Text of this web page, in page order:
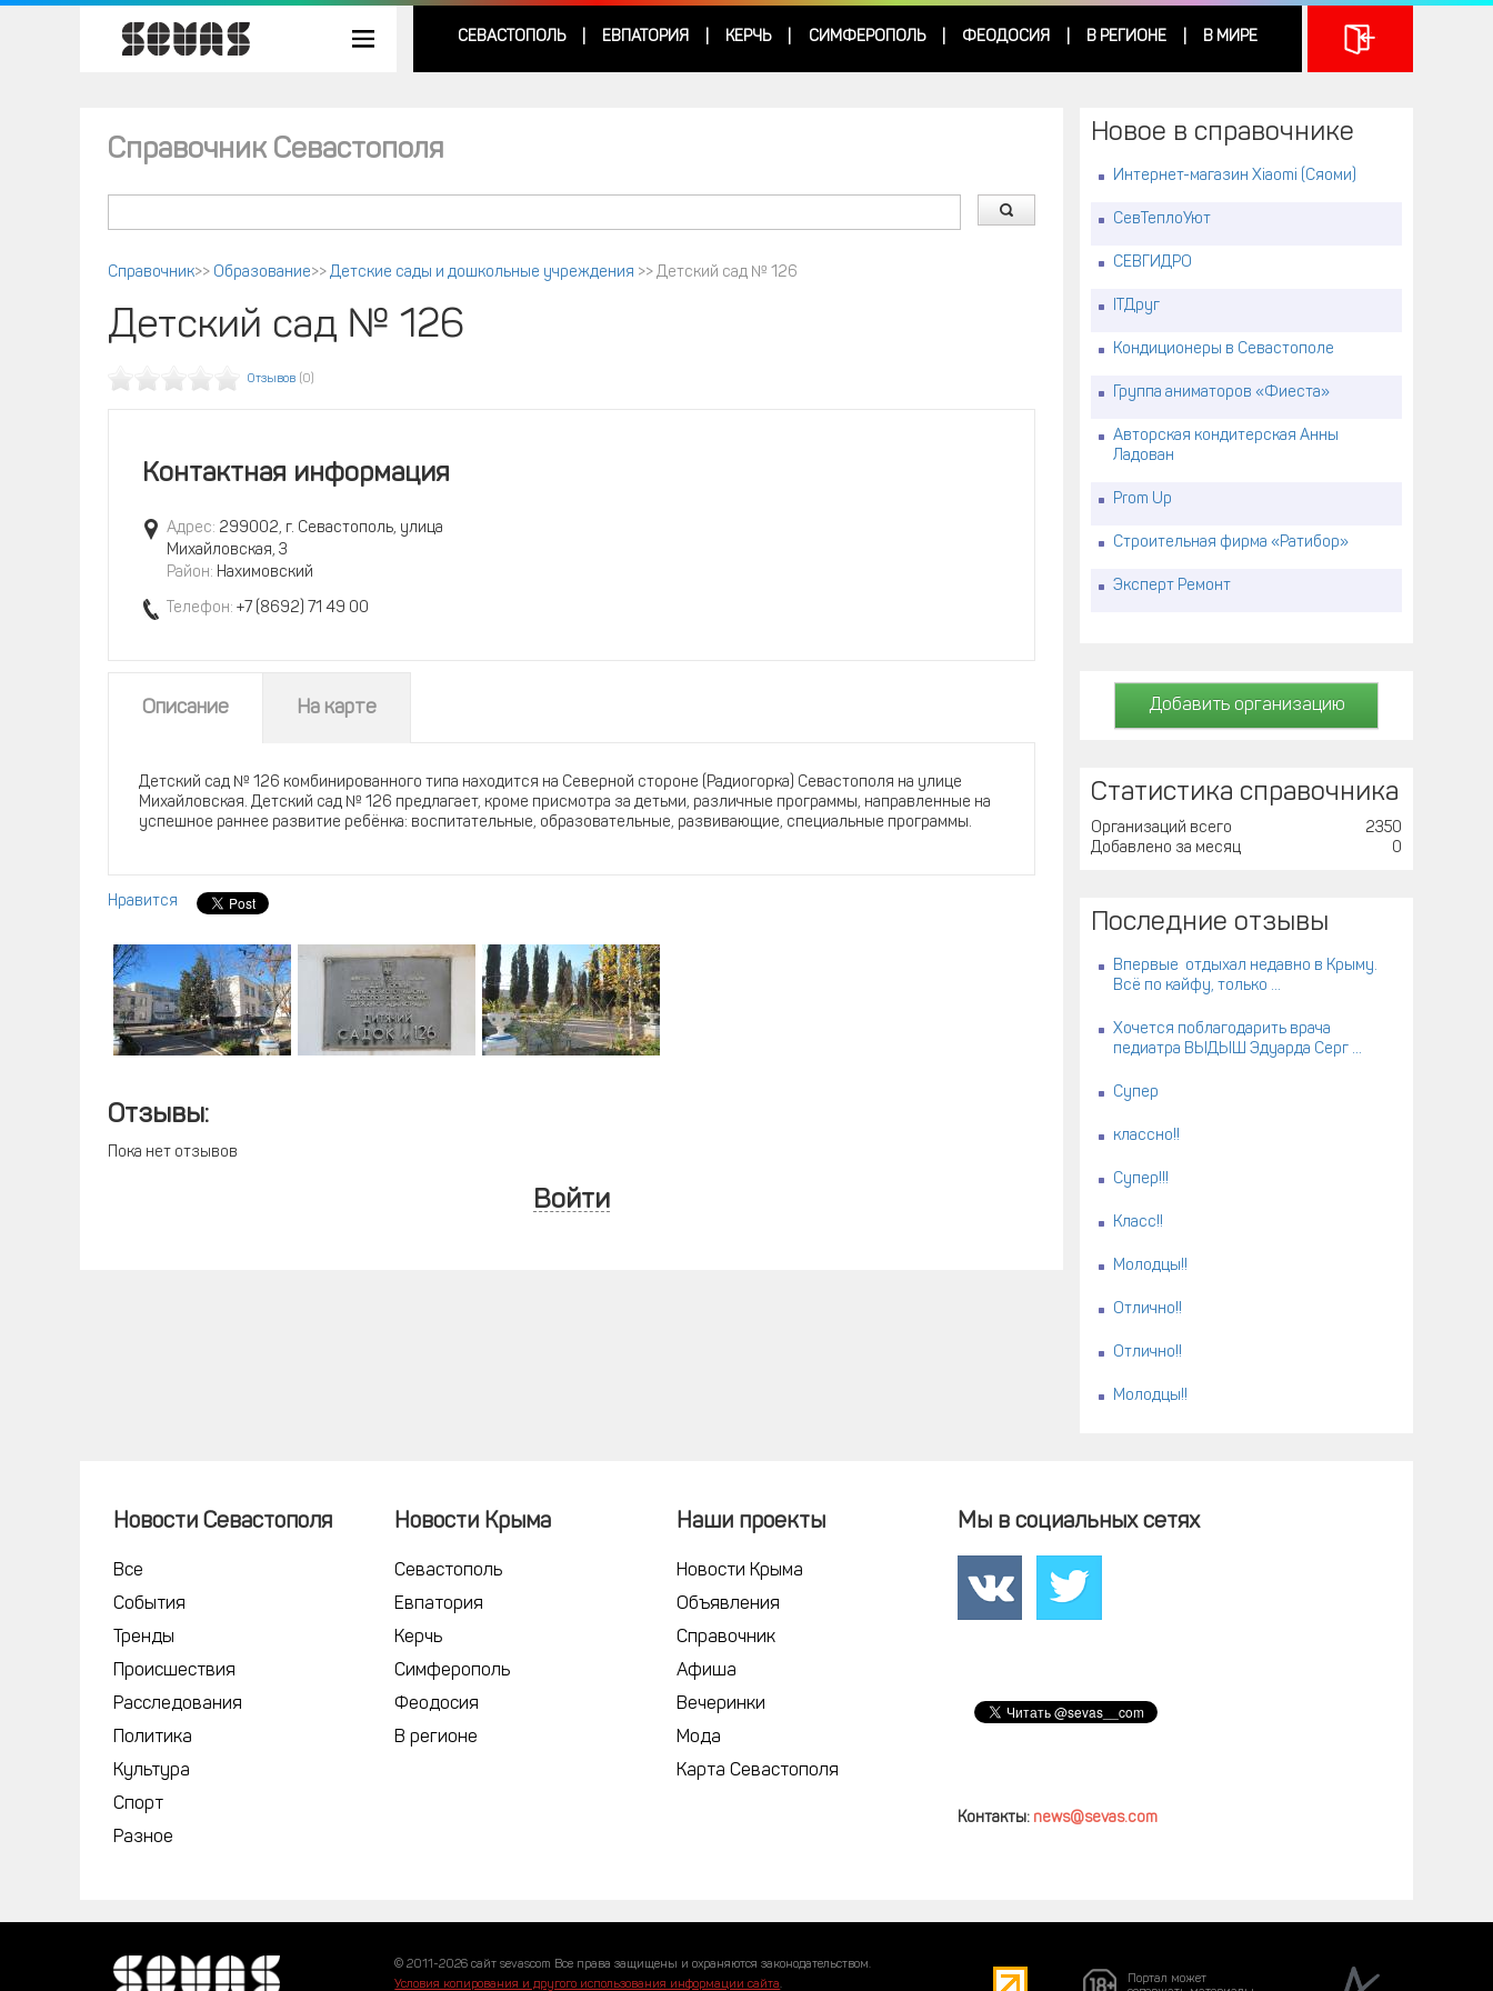
СЕВАСТОПОЛЬ ЕВПАТОРИЯ КЕРЧЬ СИМФЕРОПОЛЬ ФЕОДОСИЯ В РЕГИОНЕ В МИРЕ
Справочник Севастополя
Справочник>> Образование>> Детские сады и дошкольные учреждения >> Детский сад № 126
Детский сад № 126
Отзывов (0)
Контактная информация
Адрес: 299002, г. Севастополь, улица
Михайловская, 3
Район: Нахимовский
Телефон: +7 (8692) 71 49 00
Описание На карте
Детский сад № 126 комбинированного типа находится на Северной стороне (Радиогорка) Севастополя на улице
Михайловская. Детский сад № 126 предлагает, кроме присмотра за детьми, различные программы, направленные на
успешное раннее развитие ребёнка: воспитательные, образовательные, развивающие, специальные программы.
Нравится
Отзывы:
Пока нет отзывов
Войти
Новое в справочнике
Интернет-магазин Xiaomi (Сяоми)
СевТеплоУют
СЕВГИДРО
ITДруг
Кондиционеры в Севастополе
Группа аниматоров «Фиеста»
Авторская кондитерская Анны
Ладован
Prom Up
Строительная фирма «Ратибор»
Эксперт Ремонт
Добавить организацию
Статистика справочника
2350
Организаций всего
0
Добавлено за месяц
Последние отзывы
Впервые отдыхал недавно в Крыму.
Всё по кайфу, только ...
Хочется поблагодарить врача
педиатра ВЫДЫШ Эдуарда Серг ...
Супер
классно!!
Супер!!!
Класс!!
Молодцы!!
Отлично!!
Отлично!!
Молодцы!!
Новости Севастополя
Все
События
Тренды
Происшествия
Расследования
Политика
Культура
Спорт
Разное
Новости Крыма
Севастополь
Евпатория
Керчь
Симферополь
Феодосия
В регионе
Наши проекты
Новости Крыма
Объявления
Справочник
Афиша
Вечеринки
Мода
Карта Севастополя
Мы в социальных сетях
Контакты: news@sevas.com
© 2011-2026 сайт sevascom Все права защищены и охраняются законодательством.
Условия копирования и другого использования информации сайта.
Портал может